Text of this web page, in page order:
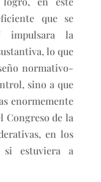
que se
impulsara la
lo que
normativo-
sino a que
enormemente
Congreso de la
en los
estuviera a